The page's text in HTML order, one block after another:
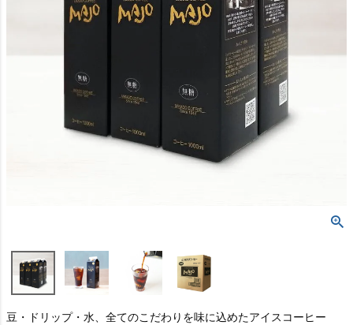
豆・ドリップ・水、全てのこだわりを味に込めたアイスコーヒー